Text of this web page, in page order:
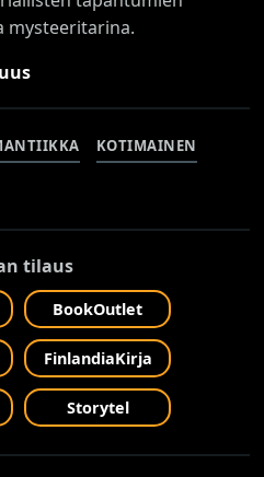
mysteeritarina.
KOTIMAINEN
tilaus
BookOutlet
FinlandiaKirja
Storytel